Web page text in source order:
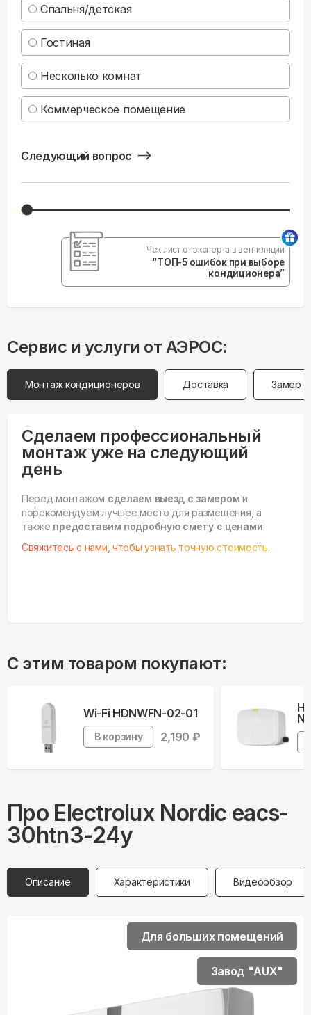
Спальня/детская
Гостиная
Несколько комнат
Коммерческое помещение
Следующий вопрос
Чек лист от эксперта в вентиляции
“ТОП-5 ошибок при выборе
кондиционера”
Сервис и услуги от АЭРОС:
Монтаж кондиционеров Доставка Замер
Сделаем профессиональный
монтаж уже на следующий
день
Перед монтажом сделаем выезд с замером и
порекомендуем лучшее место для размещения, а
также предоставим подробную смету с ценами
Свяжитесь с нами, чтобы узнать точную стоимость.
С этим товаром покупают:
Wi-Fi HDNWFN-02-01
В корзину 2,190 ₽
Про Electrolux Nordic eacs-
30htn3-24y
Описание Характеристики Видеообзор
Для больших помещений
Завод "AUX"